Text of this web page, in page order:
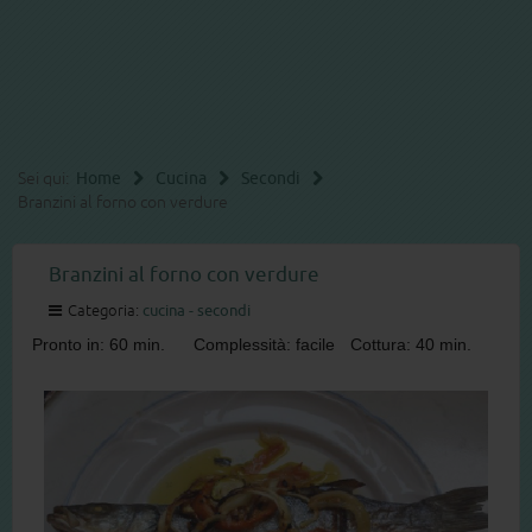
Sei qui: Home Cucina
Secondi
Branzini al forno con verdure
Branzini al forno con verdure
Categoria: cucina - secondi
Pronto in: 60 min. Complessità: facile Cottura: 40 min.